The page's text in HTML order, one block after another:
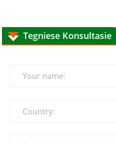
Tegniese Konsultasie